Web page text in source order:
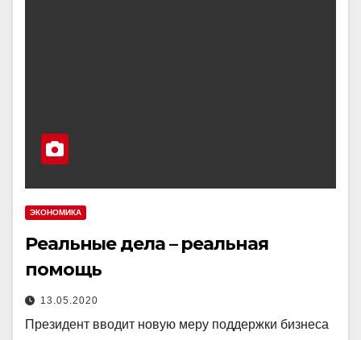
ЭКОНОМИКА
Реальные дела – реальная
помощь
13.05.2020
Президент вводит новую меру поддержки бизнеса